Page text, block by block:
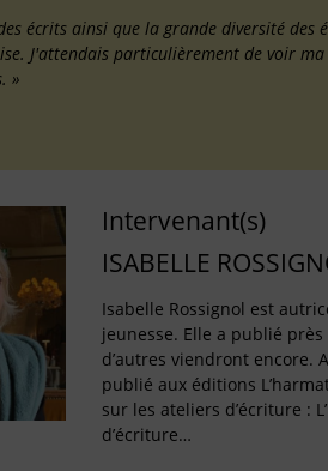
écrits ainsi que la grande diversité des
J'attendais particulièrement de voir
»
Intervenant(s)
ISABELLE
Isabelle Rossignol est
jeunesse. Elle a publié
d’autres viendront encore.
publié aux éditions
sur les ateliers d’écriture :
d’écriture…